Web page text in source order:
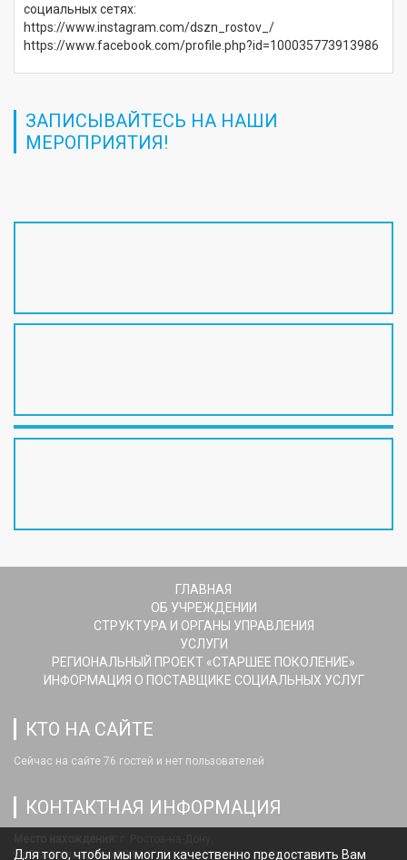
социальных сетях:
https://www.instagram.com/dszn_rostov_/
https://www.facebook.com/profile.php?id=100035773913986
ЗАПИСЫВАЙТЕСЬ НА НАШИ
МЕРОПРИЯТИЯ!
ГЛАВНАЯ
ОБ УЧРЕЖДЕНИИ
СТРУКТУРА И ОРГАНЫ УПРАВЛЕНИЯ
УСЛУГИ
РЕГИОНАЛЬНЫЙ ПРОЕКТ «СТАРШЕЕ ПОКОЛЕНИЕ»
ИНФОРМАЦИЯ О ПОСТАВЩИКЕ СОЦИАЛЬНЫХ УСЛУГ
КТО НА САЙТЕ
Сейчас на сайте 76 гостей и нет пользователей
КОНТАКТНАЯ ИНФОРМАЦИЯ
ул.Станиславского,124
Для того, чтобы мы могли качественно предоставить Вам